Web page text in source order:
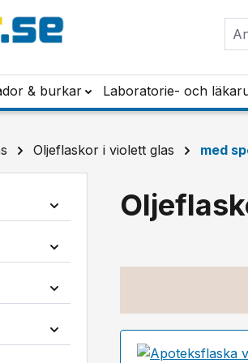
& burkar Laboratorie- och
Oljeflaskor i violett glas med